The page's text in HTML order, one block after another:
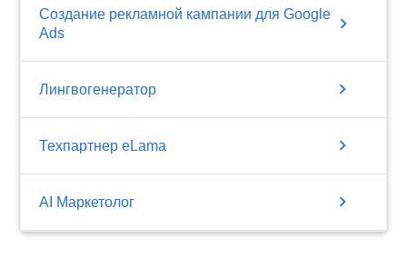
Создание рекламной кампании для Google
Ads
chevron_right
Лингвогенератор chevron_right
Техпартнер eLama chevron_right
AI Маркетолог chevron_right